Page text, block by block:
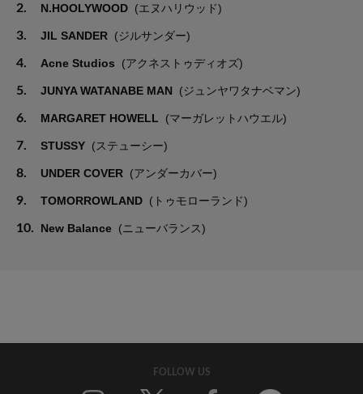
2. N.HOOLYWOOD (エヌハリウッド)
3. JIL SANDER (ジルサンダー)
4. Acne Studios (アクネストゥディオズ)
5. JUNYA WATANABE MAN (ジュンヤワタナベマン)
6. MARGARET HOWELL (マーガレットハウエル)
7. STUSSY (ステューシー)
8. UNDER COVER (アンダーカバー)
9. TOMORROWLAND (トゥモローランド)
10. New Balance (ニューバランス)
FOLLOW US